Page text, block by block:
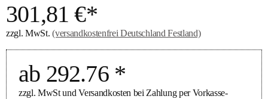
301,81 €*
zzgl. MwSt.(versandkostenfrei Deutschland Festland)
ab 292.76 *
zzgl. MwSt und Versandkosten bei Zahlung per Vorkasse-